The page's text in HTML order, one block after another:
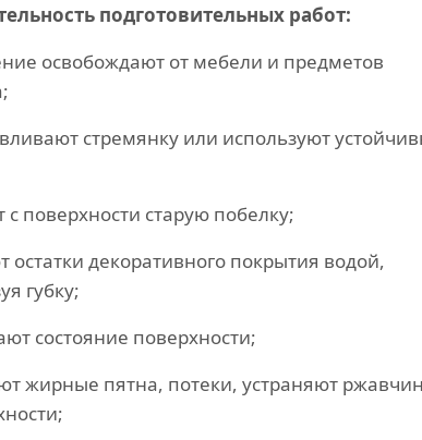
подготовительных работ:
освобождают от мебели и предметов
стремянку или используют
с поверхности старую побелку;
остатки декоративного покрытия водой,
губку;
состояние поверхности;
жирные пятна, потеки, устраняют